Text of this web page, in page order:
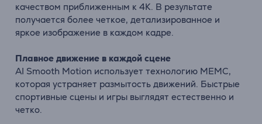
качеством приближенным к 4K. В результате
получается более четкое, детализированное и
яркое изображение в каждом кадре.
Плавное движение в каждой сцене
AI Smooth Motion использует технологию MEMC,
которая устраняет размытость движений. Быстрые
спортивные сцены и игры выглядят естественно и
четко.